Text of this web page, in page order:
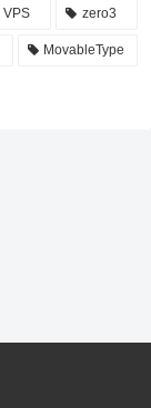
VPS zero3
MovableType